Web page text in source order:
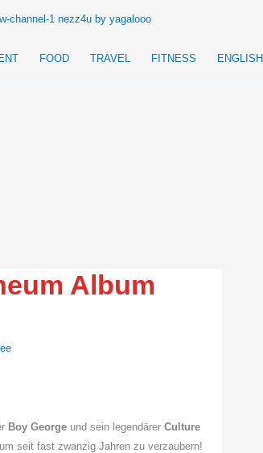
FOOD TRAVEL FITNESS ENGLISH
Album
Boy George und sein legendärer Culture
seit fast zwanzig Jahren zu verzaubern!